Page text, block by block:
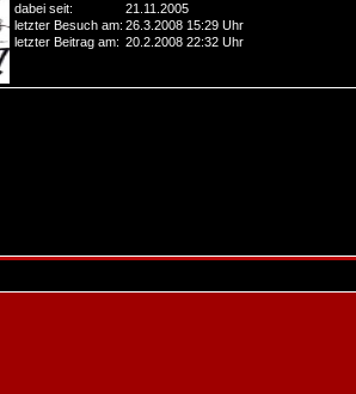
dabei seit:
21.11.2005
letzter Besuch am: 26.3.2008 15:29 Uhr
letzter Beitrag am: 20.2.2008 22:32 Uhr